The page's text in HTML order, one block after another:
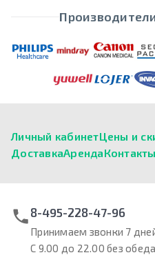
Личный кабинетЦены и
ДоставкаАрендаКонтакты
8-495-228-47-96
Принимаем звонки 7
С 9.00 до 22.00 без